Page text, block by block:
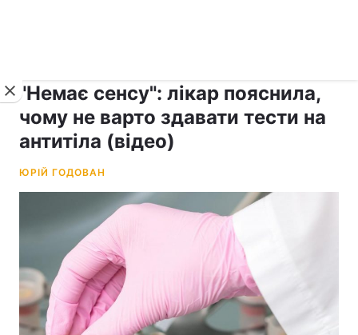
"Немає сенсу": лікар пояснила,
чому не варто здавати тести на
антитіла (відео)
ЮРІЙ ГОДОВАН